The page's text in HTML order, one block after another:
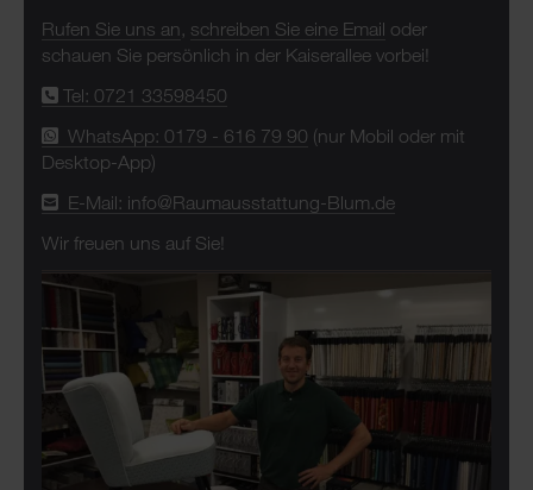
Rufen Sie uns an, schreiben Sie eine Email oder
schauen Sie persönlich in der Kaiserallee vorbei!
Tel: 0721 33598450
WhatsApp: 0179 - 616 79 90 (nur Mobil oder mit
Desktop-App)
E-Mail: info@Raumausstattung-Blum.de
Wir freuen uns auf Sie!